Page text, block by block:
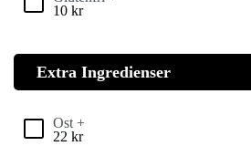
10 kr
Extra Ingredienser
Ost +
22 kr